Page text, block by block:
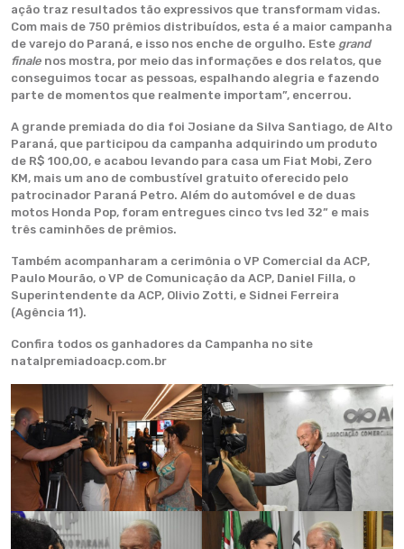
ação traz resultados tão expressivos que transformam vidas.
Com mais de 750 prêmios distribuídos, esta é a maior campanha
de varejo do Paraná, e isso nos enche de orgulho. Este grand
finale nos mostra, por meio das informações e dos relatos, que
conseguimos tocar as pessoas, espalhando alegria e fazendo
parte de momentos que realmente importam”, encerrou.
A grande premiada do dia foi Josiane da Silva Santiago, de Alto
Paraná, que participou da campanha adquirindo um produto
de R$ 100,00, e acabou levando para casa um Fiat Mobi, Zero
KM, mais um ano de combustível gratuito oferecido pelo
patrocinador Paraná Petro. Além do automóvel e de duas
motos Honda Pop, foram entregues cinco tvs led 32” e mais
três caminhões de prêmios.
Também acompanharam a cerimônia o VP Comercial da ACP,
Paulo Mourão, o VP de Comunicação da ACP, Daniel Filla, o
Superintendente da ACP, Olivio Zotti, e Sidnei Ferreira
(Agência 11).
Confira todos os ganhadores da Campanha no site
natalpremiadoacp.com.br